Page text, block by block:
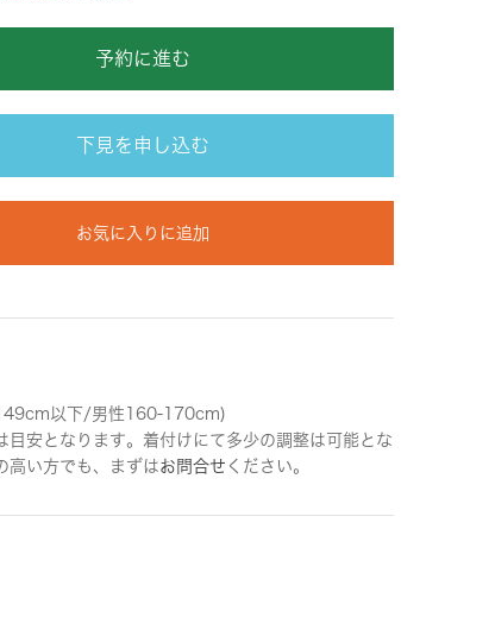
予約に進む
下見を申し込む
お気に入りに追加
以下/男性160-170cm)
目安となります。着付けにて多少の調整は可能とな
高い方でも、まずはお問合せ ください。